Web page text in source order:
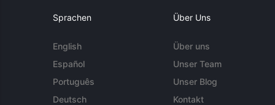
Sprachen
English
Español
Português
Deutsch
Über Uns
Über uns
Unser Team
Unser Blog
Kontakt